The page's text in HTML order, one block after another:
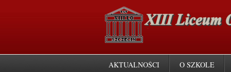
AKTUALNOŚCI O SZKOLE